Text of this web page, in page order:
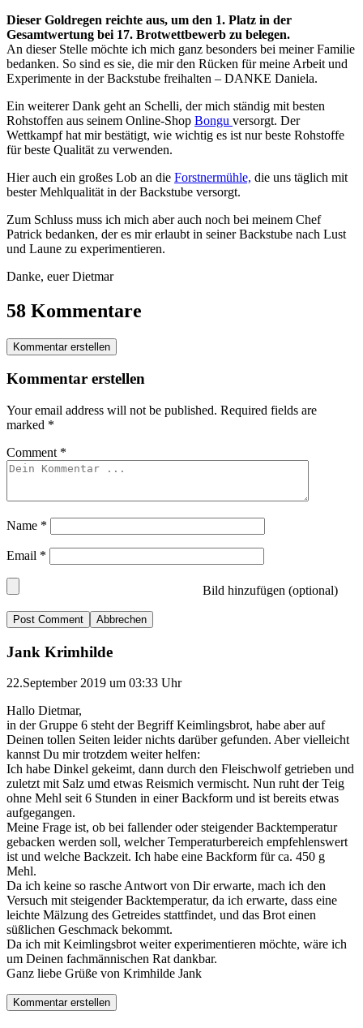
Dieser Goldregen reichte aus, um den 1. Platz in der
Gesamtwertung bei 17. Brotwettbewerb zu belegen.
An dieser Stelle möchte ich mich ganz besonders bei meiner Familie
bedanken. So sind es sie, die mir den Rücken für meine Arbeit und
Experimente in der Backstube freihalten – DANKE Daniela.
Ein weiterer Dank geht an Schelli, der mich ständig mit besten
Rohstoffen aus seinem Online-Shop Bongu versorgt. Der
Wettkampf hat mir bestätigt, wie wichtig es ist nur beste Rohstoffe
für beste Qualität zu verwenden.
Hier auch ein großes Lob an die Forstnermühle, die uns täglich mit
bester Mehlqualität in der Backstube versorgt.
Zum Schluss muss ich mich aber auch noch bei meinem Chef
Patrick bedanken, der es mir erlaubt in seiner Backstube nach Lust
und Laune zu experimentieren.
Danke, euer Dietmar
58 Kommentare
Kommentar erstellen
Kommentar erstellen
Your email address will not be published. Required fields are
marked *
Comment *
Name *
Email *
Bild hinzufügen (optional)
Abbrechen
Jank Krimhilde
22.September 2019 um 03:33 Uhr
Hallo Dietmar,
in der Gruppe 6 steht der Begriff Keimlingsbrot, habe aber auf
Deinen tollen Seiten leider nichts darüber gefunden. Aber vielleicht
kannst Du mir trotzdem weiter helfen:
Ich habe Dinkel gekeimt, dann durch den Fleischwolf getrieben und
zuletzt mit Salz umd etwas Reismich vermischt. Nun ruht der Teig
ohne Mehl seit 6 Stunden in einer Backform und ist bereits etwas
aufgegangen.
Meine Frage ist, ob bei fallender oder steigender Backtemperatur
gebacken werden soll, welcher Temperaturbereich empfehlenswert
ist und welche Backzeit. Ich habe eine Backform für ca. 450 g
Mehl.
Da ich keine so rasche Antwort von Dir erwarte, mach ich den
Versuch mit steigender Backtemperatur, da ich erwarte, dass eine
leichte Mälzung des Getreides stattfindet, und das Brot einen
süßlichen Geschmack bekommt.
Da ich mit Keimlingsbrot weiter experimentieren möchte, wäre ich
um Deinen fachmännischen Rat dankbar.
Ganz liebe Grüße von Krimhilde Jank
Kommentar erstellen